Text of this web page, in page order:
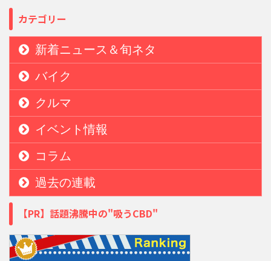
カテゴリー
新着ニュース＆旬ネタ
バイク
クルマ
イベント情報
コラム
過去の連載
【PR】話題沸騰中の"吸うCBD"